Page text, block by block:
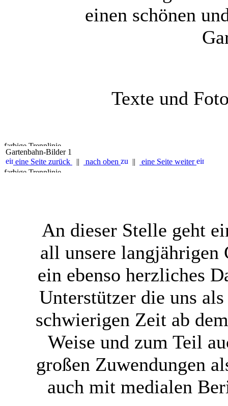
einen schönen
Texte und
Gartenbahn-Bilder 1
eine Seite zurück
|| nach oben || eine Seite weiter
An dieser Stelle geht
all unsere langjährigen
ein ebenso herzliches
Unterstützer die uns
schwierigen Zeit ab
Weise und zum Teil
großen Zuwendungen
auch mit medialen